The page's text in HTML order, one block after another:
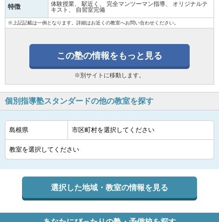
特徴 体験授業 駅近く 完全マンツーマン指導
オリジナルテ
キスト
自習室完備
※上記記載は一例となります。詳細はお近くの教室へお問い合わせください。
この塾の情報をもっと見る
※別サイトに移動します。
個別指導塾スタンダードの他の教室を探す
選択した地域・教室の情報を見る